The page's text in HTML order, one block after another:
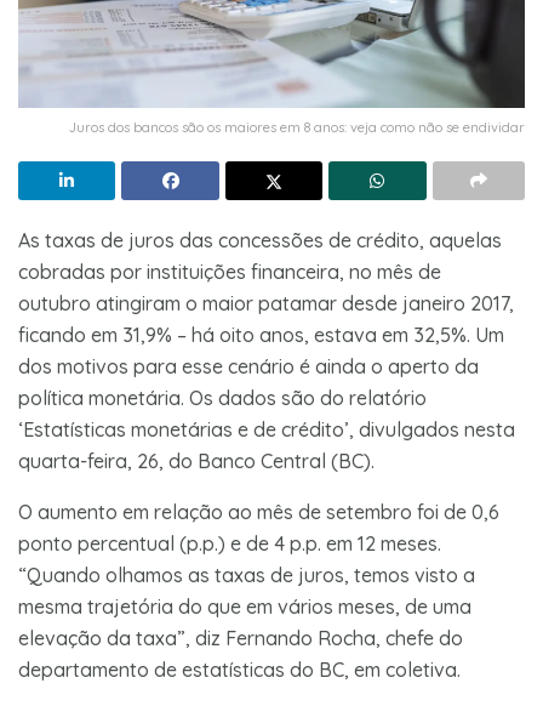
Juros dos bancos são os maiores em 8 anos: veja como não se endividar
As taxas de juros das concessões de crédito, aquelas
cobradas por instituições financeira, no mês de
outubro atingiram o maior patamar desde janeiro 2017,
ficando em 31,9% – há oito anos, estava em 32,5%. Um
dos motivos para esse cenário é ainda o aperto da
política monetária. Os dados são do relatório
‘Estatísticas monetárias e de crédito’, divulgados nesta
quarta-feira, 26, do Banco Central (BC).
O aumento em relação ao mês de setembro foi de 0,6
ponto percentual (p.p.) e de 4 p.p. em 12 meses.
“Quando olhamos as taxas de juros, temos visto a
mesma trajetória do que em vários meses, de uma
elevação da taxa”, diz Fernando Rocha, chefe do
departamento de estatísticas do BC, em coletiva.